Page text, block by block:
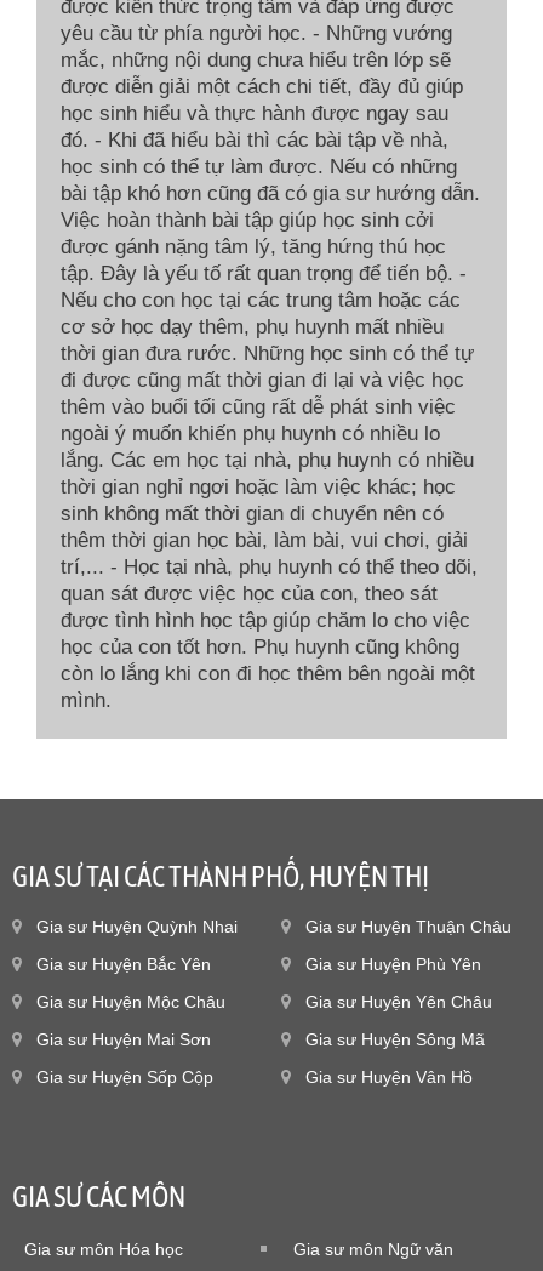
được kiến thức trọng tâm và đáp ứng được
yêu cầu từ phía người học. - Những vướng
mắc, những nội dung chưa hiểu trên lớp sẽ
được diễn giải một cách chi tiết, đầy đủ giúp
học sinh hiểu và thực hành được ngay sau
đó. - Khi đã hiểu bài thì các bài tập về nhà,
học sinh có thể tự làm được. Nếu có những
bài tập khó hơn cũng đã có gia sư hướng dẫn.
Việc hoàn thành bài tập giúp học sinh cởi
được gánh nặng tâm lý, tăng hứng thú học
tập. Đây là yếu tố rất quan trọng để tiến bộ. -
Nếu cho con học tại các trung tâm hoặc các
cơ sở học dạy thêm, phụ huynh mất nhiều
thời gian đưa rước. Những học sinh có thể tự
đi được cũng mất thời gian đi lại và việc học
thêm vào buổi tối cũng rất dễ phát sinh việc
ngoài ý muốn khiến phụ huynh có nhiều lo
lắng. Các em học tại nhà, phụ huynh có nhiều
thời gian nghỉ ngơi hoặc làm việc khác; học
sinh không mất thời gian di chuyển nên có
thêm thời gian học bài, làm bài, vui chơi, giải
trí,... - Học tại nhà, phụ huynh có thể theo dõi,
quan sát được việc học của con, theo sát
được tình hình học tập giúp chăm lo cho việc
học của con tốt hơn. Phụ huynh cũng không
còn lo lắng khi con đi học thêm bên ngoài một
mình.
GIA SƯ TẠI CÁC THÀNH PHỐ, HUYỆN THỊ
Gia sư Huyện Quỳnh Nhai
Gia sư Huyện Thuận Châu
Gia sư Huyện Bắc Yên
Gia sư Huyện Phù Yên
Gia sư Huyện Mộc Châu
Gia sư Huyện Yên Châu
Gia sư Huyện Mai Sơn
Gia sư Huyện Sông Mã
Gia sư Huyện Sốp Cộp
Gia sư Huyện Vân Hồ
GIA SƯ CÁC MÔN
Gia sư môn Hóa học Gia sư môn Ngữ văn